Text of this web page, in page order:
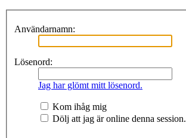
Användarnamn:
Lösenord:
Jag har glömt mitt lösenord.
Kom ihåg mig
Dölj att jag är online denna session.